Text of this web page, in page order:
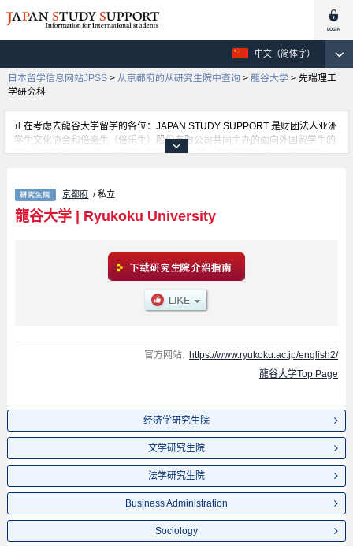
中文（简体字）
日本留学信息网站JPSS > 从京都府的从研究生院中查询 > 龍谷大学 > 先端理工
学研究科
正在考虑去龍谷大学留学的各位：JAPAN STUDY SUPPORT 是财团法人亚洲
学生文化协会和倍楽生（倍乐生）股份有限公司共同主办的面向外国留学生的
日本留学信息网。 龍谷大学的经济学研究生院、文学研究生院、法学研究生
理学研究院等，不研究科的详细信息都分别登载在此信息网上。正在寻找龍谷
大学的留学信息的各位同学，请利用此网查询。另外，在此网上登载着约1300
条大学、大学院、短大、专门学校正在招收留学生的信息。
京都府 / 私立
龍谷大学| Ryukoku University
官方网站: https://www.ryukoku.ac.jp/english2/
龍谷大学Top Page
经济学研究生院
文学研究生院
法学研究生院
Business Administration
Sociology